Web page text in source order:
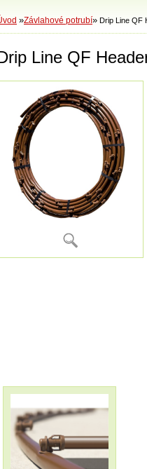
»Závlahové potrubí» Drip Line QF
Line QF